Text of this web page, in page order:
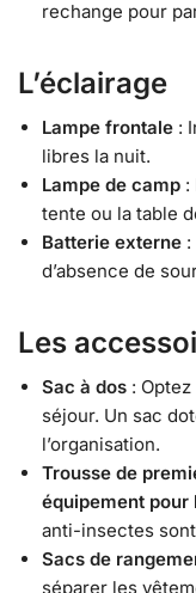
rechange pour
L’éclairage
Lampe frontale :
libres la nuit.
Lampe de camp :
tente ou la table
Batterie externe
d’absence de
Les
Sac à dos :
séjour. Un sac
l’organisation.
Trousse de
équipement pour
anti-insectes
Sacs de
séparer les